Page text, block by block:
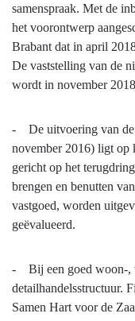
ontwikkeling
van
het
mozaïek
Voortgang
samenspraak. Met de
het voorontwerp
Brabant dat in april
De vaststelling van de
wordt in november
- De uitvoering van de
november 2016) ligt op
gericht op het
brengen en benutten
vastgoed, worden
geëvalueerd.
- Bij een goed woon-,
detailhandelsstructuur.
Samen Hart voor de